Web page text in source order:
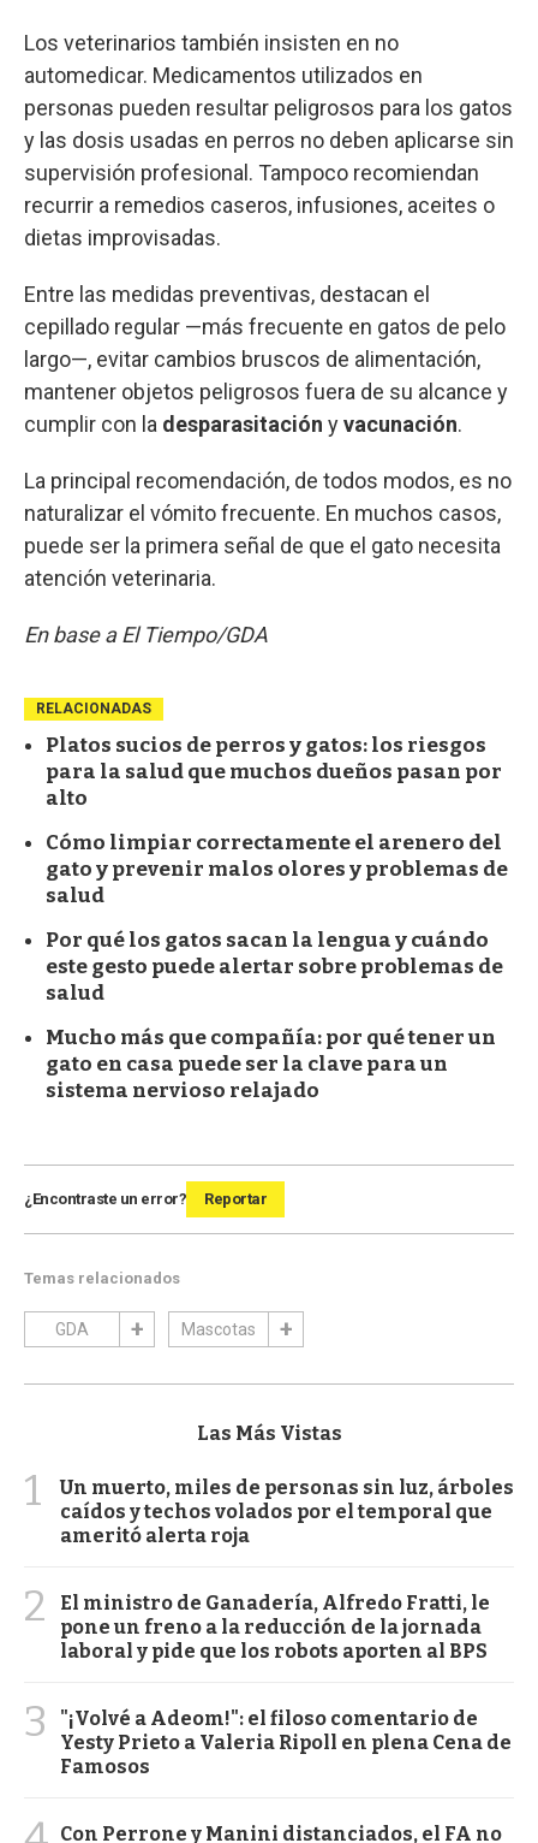
Los veterinarios también insisten en no
automedicar. Medicamentos utilizados en
personas pueden resultar peligrosos para los gatos
y las dosis usadas en perros no deben aplicarse sin
supervisión profesional. Tampoco recomiendan
recurrir a remedios caseros, infusiones, aceites o
dietas improvisadas.
Entre las medidas preventivas, destacan el
cepillado regular —más frecuente en gatos de pelo
largo—, evitar cambios bruscos de alimentación,
mantener objetos peligrosos fuera de su alcance y
cumplir con la desparasitación yvacunación.
La principal recomendación, de todos modos, es no
naturalizar el vómito frecuente. En muchos casos,
puede ser la primera señal de que el gato necesita
atención veterinaria.
En base a El Tiempo/GDA
RELACIONADAS
Platos sucios de perros y gatos: los riesgos
para la salud que muchos dueños pasan por
alto
Cómo limpiar correctamente el arenero del
gato y prevenir malos olores y problemas de
salud
Por qué los gatos sacan la lengua y cuándo
este gesto puede alertar sobre problemas de
salud
Mucho más que compañía: por qué tener un
gato en casa puede ser la clave para un
sistema nervioso relajado
¿Encontraste un error? Reportar
Temas relacionados
GDA Mascotas
Las Más Vistas
1
Un muerto, miles de personas sin luz, árboles
caídos y techos volados por el temporal que
ameritó alerta roja
2
El ministro de Ganadería, Alfredo Fratti, le
pone un freno a la reducción de la jornada
laboral y pide que los robots aporten al BPS
3
"¡Volvé a Adeom!": el filoso comentario de
Yesty Prieto a Valeria Ripoll en plena Cena de
Famosos
Con Perrone y Manini distanciados, el FA no